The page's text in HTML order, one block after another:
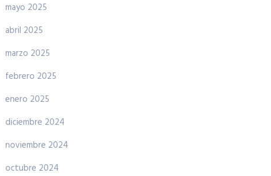
mayo 2025
abril 2025
marzo 2025
febrero 2025
enero 2025
diciembre 2024
noviembre 2024
octubre 2024